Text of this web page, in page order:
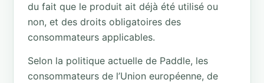
du fait que le produit ait déjà été utilisé ou
non, et des droits obligatoires des
consommateurs applicables.
Selon la politique actuelle de Paddle, les
consommateurs de l’Union européenne, de